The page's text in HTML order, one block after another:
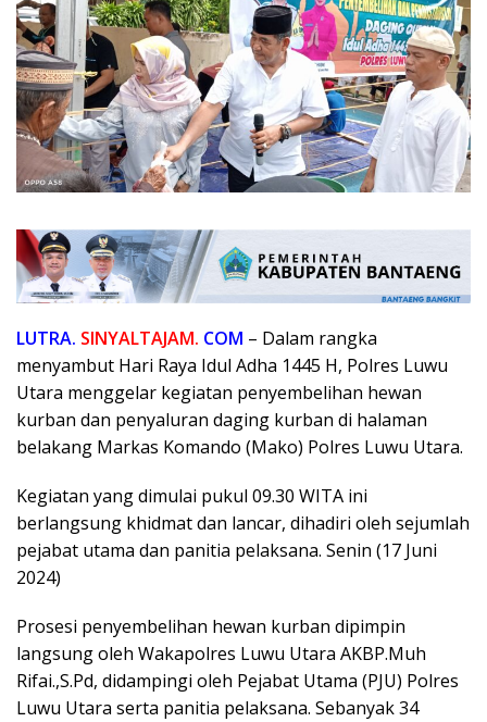
LUTRA. SINYALTAJAM. COM – Dalam rangka
menyambut Hari Raya Idul Adha 1445 H, Polres Luwu
Utara menggelar kegiatan penyembelihan hewan
kurban dan penyaluran daging kurban di halaman
belakang Markas Komando (Mako) Polres Luwu Utara.
Kegiatan yang dimulai pukul 09.30 WITA ini
berlangsung khidmat dan lancar, dihadiri oleh sejumlah
pejabat utama dan panitia pelaksana. Senin (17 Juni
2024)
Prosesi penyembelihan hewan kurban dipimpin
langsung oleh Wakapolres Luwu Utara AKBP.Muh
Rifai.,S.Pd, didampingi oleh Pejabat Utama (PJU) Polres
Luwu Utara serta panitia pelaksana. Sebanyak 34